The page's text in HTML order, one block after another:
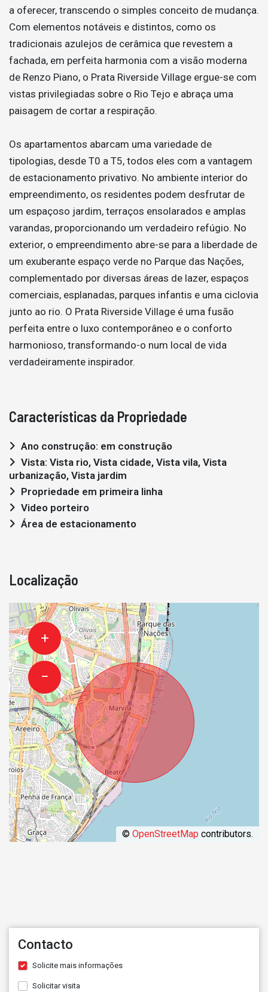
a oferecer, transcendo o simples conceito de mudança.
Com elementos notáveis e distintos, como os
tradicionais azulejos de cerâmica que revestem a
fachada, em perfeita harmonia com a visão moderna
de Renzo Piano, o Prata Riverside Village ergue-se com
vistas privilegiadas sobre o Rio Tejo e abraça uma
paisagem de cortar a respiração.
Os apartamentos abarcam uma variedade de
tipologias, desde T0 a T5, todos eles com a vantagem
de estacionamento privativo. No ambiente interior do
empreendimento, os residentes podem desfrutar de
um espaçoso jardim, terraços ensolarados e amplas
varandas, proporcionando um verdadeiro refúgio. No
exterior, o empreendimento abre-se para a liberdade de
um exuberante espaço verde no Parque das Nações,
complementado por diversas áreas de lazer, espaços
comerciais, esplanadas, parques infantis e uma ciclovia
junto ao rio. O Prata Riverside Village é uma fusão
perfeita entre o luxo contemporâneo e o conforto
harmonioso, transformando-o num local de vida
verdadeiramente inspirador.
Características da Propriedade
Ano construção: em construção
urbanização, Vista jardim
Propriedade em primeira linha
Video porteiro
Área de estacionamento
Localização
+
−
© OpenStreetMap contributors.
Contacto
Solicite mais informações
Solicitar visita